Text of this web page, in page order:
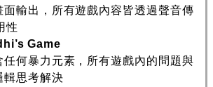
面輸出，所有遊戲內容皆透過聲音傳
性
Game
任何暴力元素，所有遊戲內的問題與
輯思考解決